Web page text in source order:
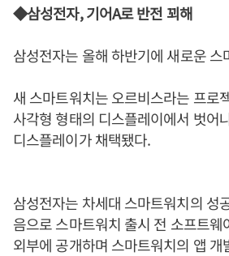
◆삼성전자, 기어A로 반전 꾀해
삼성전자는 올해 하반기에 새로운
새 스마트워치는 오르비스라는 프로
사각형 형태의 디스플레이에서 벗어
디스플레이가 채택됐다.
삼성전자는 차세대 스마트워치의 성
음으로 스마트워치 출시 전 소프트웨
외부에 공개하며 스마트워치의 앱 개